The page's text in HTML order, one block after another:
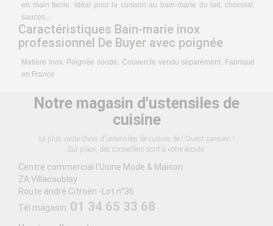
en main facile. Idéal pour la cuisson au bain-marie du lait, chocolat,
sauces....
Caractéristiques Bain-marie inox
professionnel De Buyer avec poignée
Matière inox. Poignée soudé. Couvercle vendu séparément. Fabriqué
en France
Notre magasin d'ustensiles de
cuisine
Le plus vaste choix d'ustensiles de cuisine de l'Ouest parisien !
Sur place, des conseillers sont à votre écoute.
Centre commercial l'Usine Mode & Maison
ZA Villacoublay
Route andré Citroën -Lot n°36
Tél magasin: 01 34 65 33 68